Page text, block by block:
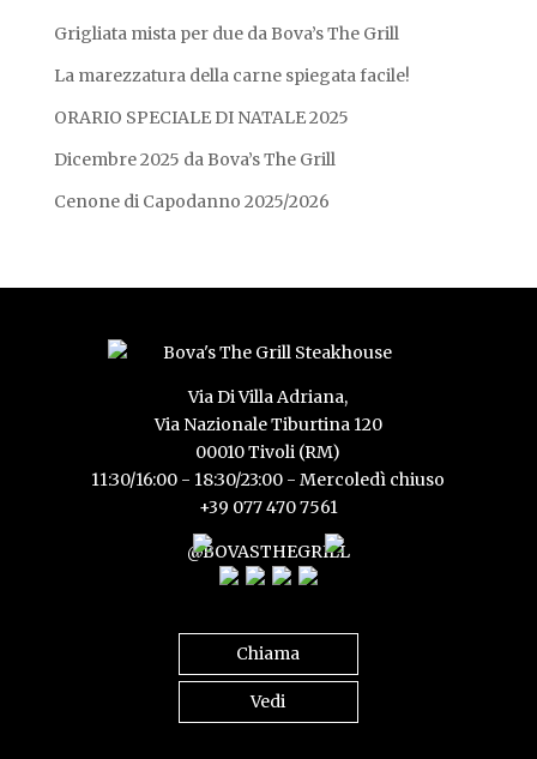
Grigliata mista per due da Bova’s The Grill
La marezzatura della carne spiegata facile!
ORARIO SPECIALE DI NATALE 2025
Dicembre 2025 da Bova’s The Grill
Cenone di Capodanno 2025/2026
Via Di Villa Adriana,
Via Nazionale Tiburtina 120
00010 Tivoli (RM)
11:30/16:00 - 18:30/23:00 - Mercoledì chiuso
+39 077 470 7561
@BOVASTHEGRILL
Chiama
Vedi